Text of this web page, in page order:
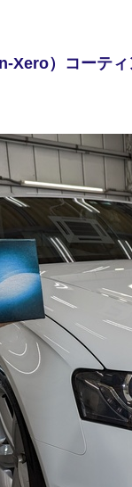
Xero）コーティ